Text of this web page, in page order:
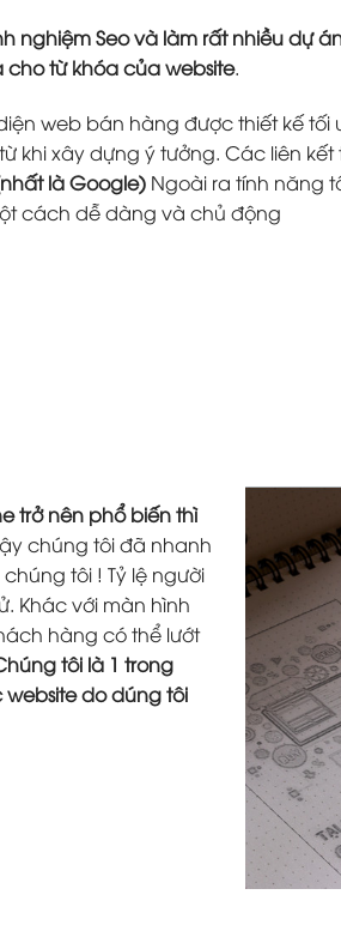
nghiệm Seo và làm rất nhiều dự
cho từ khóa của website.
web bán hàng được thiết kế tối
khi xây dựng ý tưởng. Các liên kết
là Google) Ngoài ra tính năng
cách dễ dàng và chủ động
trở nên phổ biến thì
chúng tôi đã nhanh
tôi ! Tỷ lệ người
Khác với màn hình
hàng có thể lướt
tôi là 1 trong
do dúng tôi